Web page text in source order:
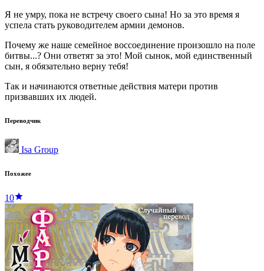
Я не умру, пока не встречу своего сына! Но за это время я
успела стать руководителем армии демонов.
Почему же наше семейное воссоединение произошло на поле
битвы...? Они ответят за это! Мой сынок, мой единственный
сын, я обязательно верну тебя!
Так и начинаются ответные действия матери против
призвавших их людей.
Переводчик
Isa Group
Похожее
10